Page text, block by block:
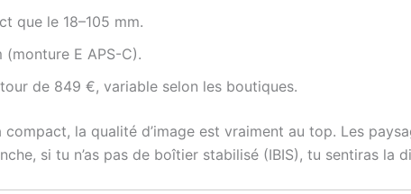
que le 18–105 mm.
E APS-C).
de 849 €, variable selon les boutiques.
la qualité d’image est vraiment au top. Les
si tu n’as pas de boîtier stabilisé (IBIS), tu sentiras la